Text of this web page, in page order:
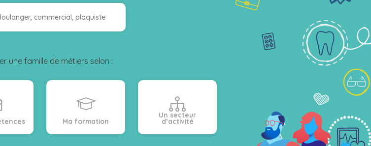
une famille de métiers selon :
Ma formation
Un secteur
d’activité